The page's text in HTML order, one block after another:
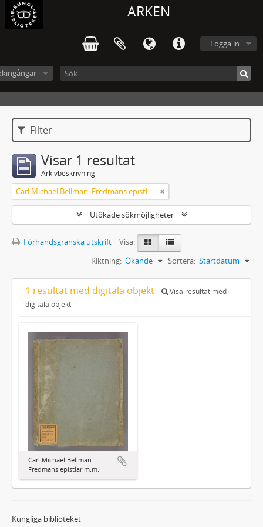
ARKEN
Logga in
Filter
Visar 1 resultat
Arkivbeskrivning
Carl Michael Bellman: Fredmans epistlar m.m.
Utökade sökmöjligheter
Förhandsgranska utskrift
Visa:
Sortera: Startdatum
Riktning: Ökande
1 resultat med digitala objekt
Visa resultat med
digitala objekt
Carl Michael Bellman:
Fredmans epistlar m.m.
Kungliga biblioteket